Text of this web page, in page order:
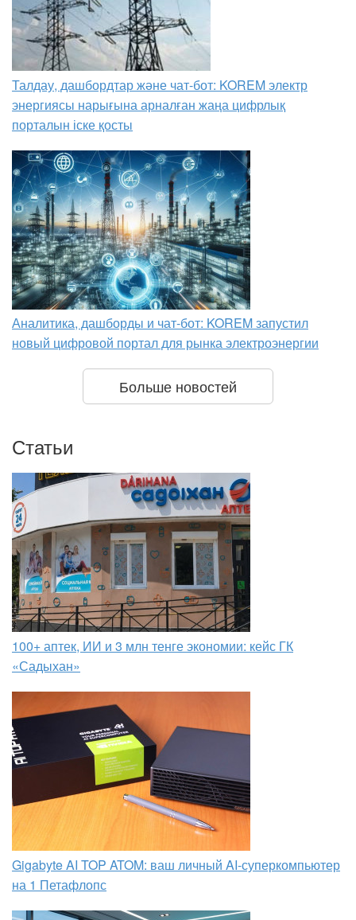
Талдау, дашбордтар және чат-бот: KOREM электр
энергиясы нарығына арналған жаңа цифрлық
порталын іске қосты
Аналитика, дашборды и чат-бот: KOREM запустил
новый цифровой портал для рынка электроэнергии
Больше новостей
Статьи
100+ аптек, ИИ и 3 млн тенге экономии: кейс ГК
«Садыхан»
Gigabyte AI TOP ATOM: ваш личный AI-суперкомпьютер
на 1 Петафлопс